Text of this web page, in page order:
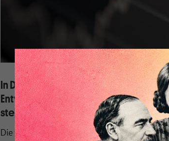
In Deutschland ist eine
Entwicklung zu konstatieren.
steigenden Exporten in Länder der
Die wirtschaftliche Entwicklung in der